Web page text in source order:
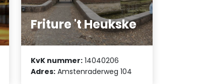
Friture 't Heukske
KvK nummer: 14040206
Adres: Amstenraderweg 104